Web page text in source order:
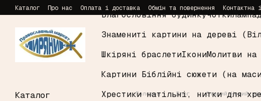
Перейти до основного контенту
Каталог Про нас Оплата і доставка Обмін та повернення Контактна
Благословіння будинкуЧотки
Знамениті картини на дереві
Шкіряні браслетиІкониМолитви
Картини Біблійні сюжети (на
Хрестики натільні, нитки для
Головна Блог Старий Новий
Каталог